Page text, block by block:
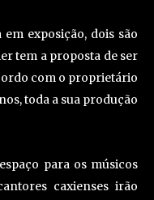
exposição, dois são
tem a proposta de ser
com o proprietário
toda a sua produção
para os músicos
caxienses irão